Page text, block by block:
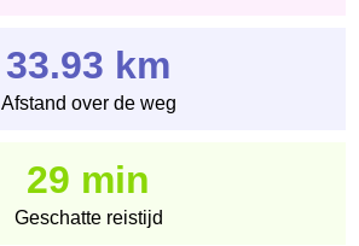
33.93 km
Afstand over de weg
29 min
Geschatte reistijd